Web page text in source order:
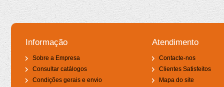
Informação
Sobre a Empresa
Consultar catálogos
Condições gerais e envio
Atendimento
Contacte-nos
Clientes Satisfeitos
Mapa do site